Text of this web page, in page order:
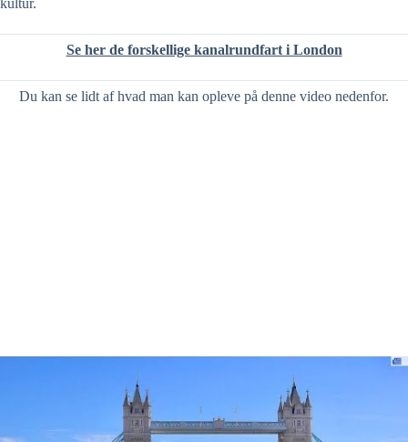
Se her de forskellige kanalrundfart i London
Du kan se lidt af hvad man kan opleve på denne video nedenfor.